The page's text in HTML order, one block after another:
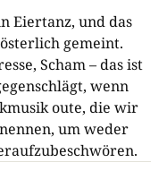
Eiertanz, und das
gemeint.
Scham – das ist
wenn
oute, die wir
um weder